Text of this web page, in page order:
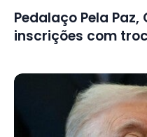
Pedalaço Pela
inscrições com